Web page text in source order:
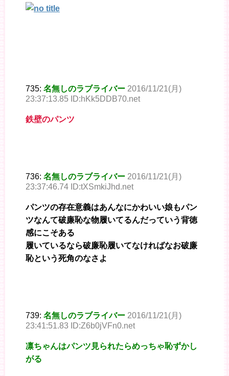
735: 名無しのラブライバー 2016/11/21(月)
23:37:13.85 ID:hKk5DDB70.net
鉄壁のパンツ
736: 名無しのラブライバー 2016/11/21(月)
23:37:46.74 ID:tXSmkiJhd.net
パンツの存在意義はあんなにかわいい娘もパン
ツなんて破廉恥な物履いてるんだっていう背徳
感にこそある
履いているなら破廉恥履いてなければなお破廉
恥という死角のなさよ
739: 名無しのラブライバー 2016/11/21(月)
23:41:51.83 ID:Z6b0jVFn0.net
凛ちゃんはパンツ見られたらめっちゃ恥ずかし
がる